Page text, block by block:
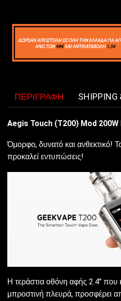
ΠΕΡΙΓΡΑΦΉ SHIPPING
Aegis Touch (T200) Mod 200W
Όμορφο, δυνατό και ανθεκτικό!
προκαλεί εντυπώσεις!
Η τεράστια οθόνη αφής 2.4″ που
μπροστινή πλευρά, προσφέρει